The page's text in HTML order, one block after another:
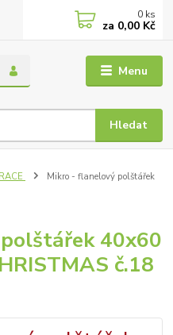
Menu
Hledat
0 ks
za 0,00 Kč
Mikro - flanelový polštářek
40x60
č.18